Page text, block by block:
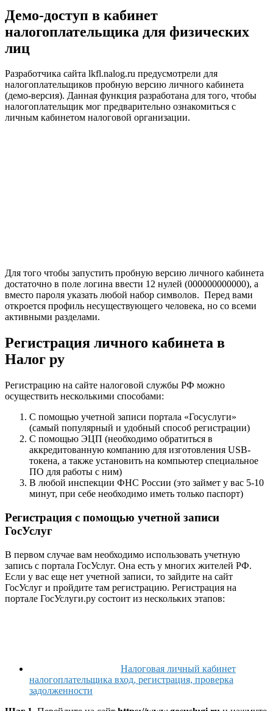
Демо-доступ в кабинет
налогоплательщика для физических
лиц
Разработчика сайта lkfl.nalog.ru предусмотрели для
налогоплательщиков пробную версию личного кабинета
(демо-версия). Данная функция разработана для того, чтобы
налогоплательщик мог предварительно ознакомиться с
личным кабинетом налоговой организации.
Для того чтобы запустить пробную версию личного кабинета
достаточно в поле логина ввести 12 нулей (000000000000), а
вместо пароля указать любой набор символов. Перед вами
откроется профиль несуществующего человека, но со всеми
активными разделами.
Регистрация личного кабинета в
Налог ру
Регистрацию на сайте налоговой службы РФ можно
осуществить несколькими способами:
С помощью учетной записи портала «Госуслуги»
(самый популярный и удобный способ регистрации)
С помощью ЭЦП (необходимо обратиться в
аккредитованную компанию для изготовления USB-
токена, а также установить на компьютер специальное
ПО для работы с ним)
В любой инспекции ФНС России (это займет у вас 5-10
минут, при себе необходимо иметь только паспорт)
Регистрация с помощью учетной записи
ГосУслуг
В первом случае вам необходимо использовать учетную
запись с портала ГосУслуг. Она есть у многих жителей РФ.
Если у вас еще нет учетной записи, то зайдите на сайт
ГосУслуг и пройдите там регистрацию. Регистрация на
портале ГосУслуги.ру состоит из нескольких этапов:
Налоговая личный кабинет
налогоплательщика вход, регистрация, проверка
задолженности